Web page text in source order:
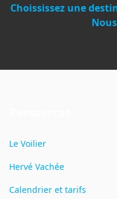
Choississez une
Nous
Le Voilier
Hervé Vachée
Calendrier et tarifs